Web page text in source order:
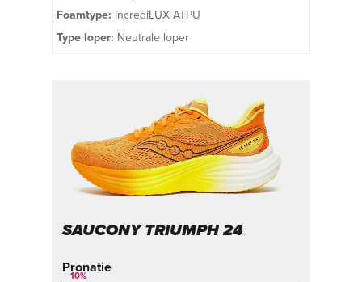
Foamtype: IncrediLUX ATPU
Type loper: Neutrale loper
SAUCONY TRIUMPH 24
Pronatie
10%